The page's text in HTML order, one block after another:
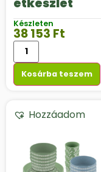
étkészlet
Készleten
38 153 Ft
Kosárba teszem
Hozzáadom